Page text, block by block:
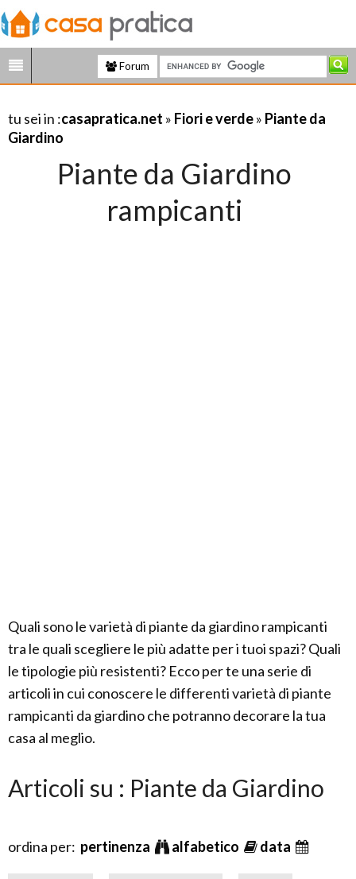
Forum
tu sei in :casapratica.net » Fiori e verde» Piante da
Giardino
Piante da Giardino
rampicanti
Quali sono le varietà di piante da giardino rampicanti
tra le quali scegliere le più adatte per i tuoi spazi? Quali
le tipologie più resistenti? Ecco per te una serie di
articoli in cui conoscere le differenti varietà di piante
rampicanti da giardino che potranno decorare la tua
casa al meglio.
Articoli su : Piante da Giardino
ordina per: pertinenza alfabetico data